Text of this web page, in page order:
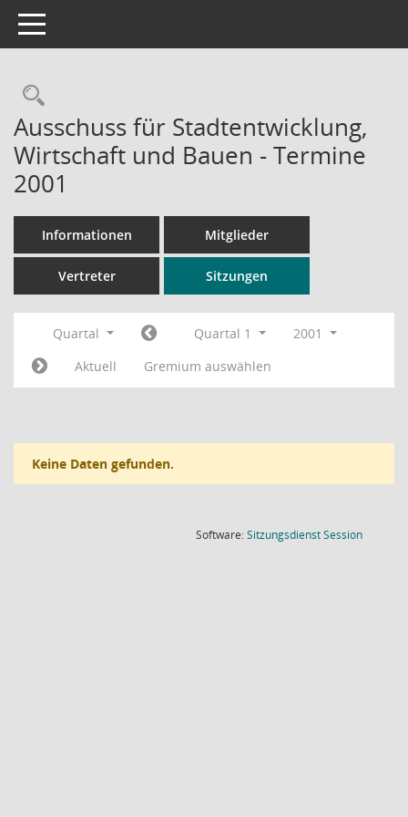
Toggle navigation
Rechercheauswahl
Ausschuss für Stadtentwicklung,
Wirtschaft und Bauen - Termine
2001
Informationen Mitglieder
Vertreter Sitzungen
Quartal Quartal 1
2001
Aktuell
Gremium auswählen
Keine Daten gefunden.
Software:SitzungsdienstSession(Wird in